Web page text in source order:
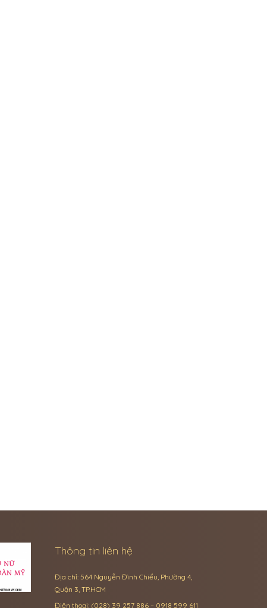
Thông tin liên hệ
Địa chỉ: 564 Nguyễn Đình Chiểu, Phường 4,
Quận 3, TP.HCM
Điện thoại: (028) 39 257 886 – 0918 599 611